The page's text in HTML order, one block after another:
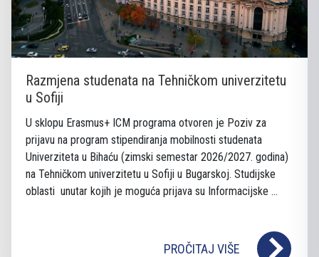
Razmjena studenata na Tehničkom univerzitetu
u Sofiji
U sklopu Erasmus+ ICM programa otvoren je Poziv za
prijavu na program stipendiranja mobilnosti studenata
Univerziteta u Bihaću (zimski semestar 2026/2027. godina)
na Tehničkom univerzitetu u Sofiji u Bugarskoj. Studijske
oblasti unutar kojih je moguća prijava su Informacijske ...
PROČITAJ VIŠE